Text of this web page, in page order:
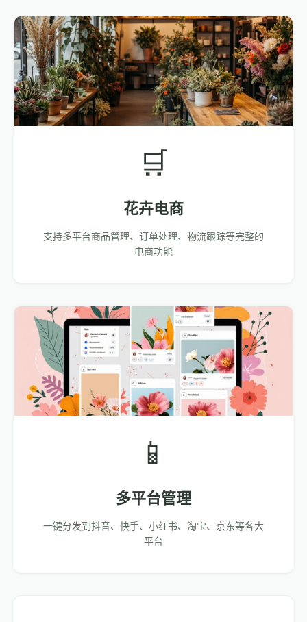
🛒
花卉电商
支持多平台商品管理、订单处理、物流跟踪等完整的
电商功能
📱
多平台管理
一键分发到抖音、快手、小红书、淘宝、京东等各大
平台